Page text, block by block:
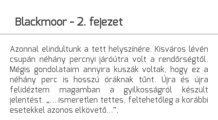
Blackmoor - 2. fejezet
Azonnal elindultunk a tett helyszínére. Kisváros lévén
csupán néhány percnyi járóútra volt a rendőrségtől.
Mégis gondolataim annyira kuszák voltak, hogy ez a
néhány perc is hosszú óráknak tűnt. Újra és újra
felidéztem magamban a gyilkosságról készült
jelentést. „… ismeretlen tettes, feltehetőleg a korábbi
esetekkel azonos elkövető…”,